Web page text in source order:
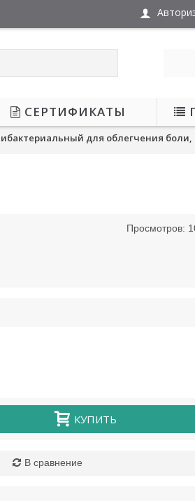
СЕРТИФИКАТЫ
для облегчения боли,
Просмотров:
КУПИТЬ
В сравнение